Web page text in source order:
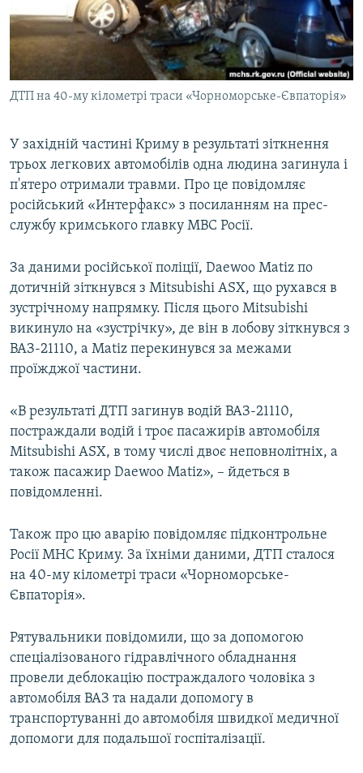
ВІДЕОУРОКИ «ELIFBE»
СВІДЧЕННЯ ОКУПАЦІЇ
УКРАЇНСЬКА ПРОБЛЕМА КРИМУ
ІНФОГРАФІКА
Русский
Qırımtatar
ДОЛУЧАЙСЯ!
ДТП на 40-му кілометрі траси «Чорноморське-Євпаторія»
У західній частині Криму в результаті зіткнення
трьох легкових автомобілів одна людина загинула і
п'ятеро отримали травми. Про це повідомляє
російський «Интерфакс» з посиланням на прес-
службу кримського главку МВС Росії.
За даними російської поліції, Daewoo Matiz по
дотичній зіткнувся з Mitsubishi ASX, що рухався в
зустрічному напрямку. Після цього Mitsubishi
викинуло на «зустрічку», де він в лобову зіткнувся з
ВАЗ-21110, а Matiz перекинувся за межами
проїжджої частини.
«В результаті ДТП загинув водій ВАЗ-21110,
постраждали водій і троє пасажирів автомобіля
Mitsubishi ASX, в тому числі двоє неповнолітніх, а
також пасажир Daewoo Matiz», – йдеться в
повідомленні.
Також про цю аварію повідомляє підконтрольне
Росії МНС Криму. За їхніми даними, ДТП сталося
на 40-му кілометрі траси «Чорноморське-
Євпаторія».
Рятувальники повідомили, що за допомогою
спеціалізованого гідравлічного обладнання
провели деблокацію постраждалого чоловіка з
автомобіля ВАЗ та надали допомогу в
транспортуванні до автомобіля швидкої медичної
допомоги для подальшої госпіталізації.